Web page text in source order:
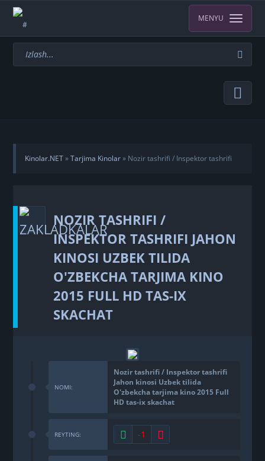
MENYU
Kinolar.NET»Tarjima Kinolar» Nozir tashrifi / Inspektor tashrifi
skachat
NOZIR TASHRIFI /
INSPEKTOR TASHRIFI JAHON
KINOSI UZBEK TILIDA
O'ZBEKCHA TARJIMA KINO
2015 FULL HD TAS-IX
SKACHAT
NOMI:
Nozir tashrifi / Inspektor tashrifi
Jahon kinosi Uzbek tilida
O'zbekcha tarjima kino 2015 Full
HD tas-ix skachat
REYTING: -1